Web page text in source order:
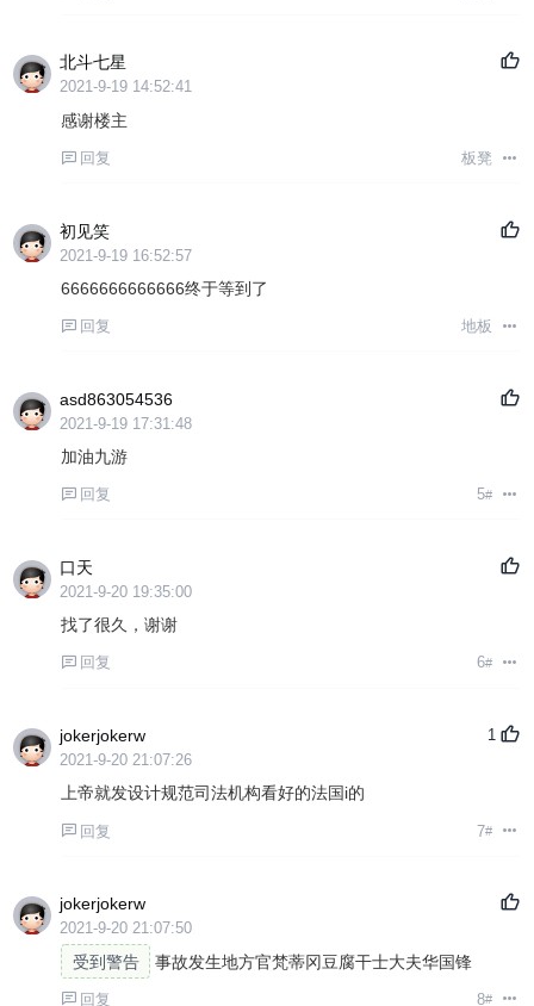
北斗七星
2021-9-19 14:52:41
感谢楼主
回复 板凳
初见笑
2021-9-19 16:52:57
6666666666666终于等到了
回复 地板
asd863054536
2021-9-19 17:31:48
加油九游
回复 5#
口天
2021-9-20 19:35:00
找了很久，谢谢
回复 6#
jokerjokerw
2021-9-20 21:07:26
1
上帝就发设计规范司法机构看好的法国i的
回复 7#
jokerjokerw
2021-9-20 21:07:50
受到警告 事故发生地方官梵蒂冈豆腐干士大夫华国锋
回复 8#